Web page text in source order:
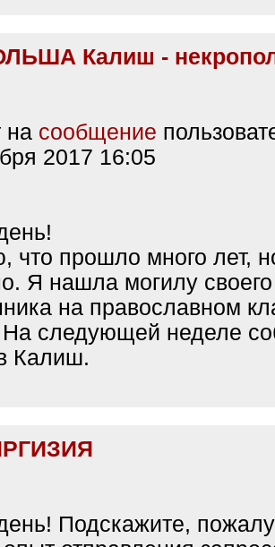
Калиш -
на сообщение
2017 16:05
что прошло много лет,
Я нашла могилу своего
на православном
следующей неделе
Калиш.
Подскажите,